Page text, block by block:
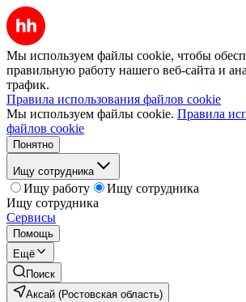
Мы используем файлы cookie, чтобы
правильную работу нашего веб-сайта и
трафик.
Правила использования файлов cookie
Мы используем файлы cookie. Правила
файлов cookie
Понятно
Ищу сотрудника
Ищу работу
Ищу сотрудника
Ищу сотрудника
Сервисы
Помощь
Ещё
Поиск
Аксай (Ростовская область)